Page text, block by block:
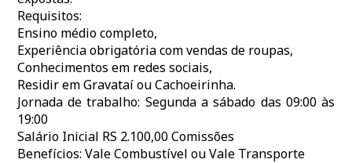
Requisitos:
Ensino médio completo,
Experiência obrigatória com vendas de roupas,
Conhecimentos em redes sociais,
Residir em Gravataí ou Cachoeirinha.
Jornada de trabalho: Segunda a sábado das 09:00 às
19:00
Salário Inicial RS 2.100,00 Comissões
Benefícios: Vale Combustível ou Vale Transporte